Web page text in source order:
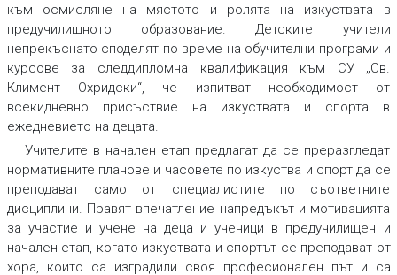
към осмисляне на мястото и ролята на изкуствата в
предучилищното образование. Детските учители
непрекъснато споделят по време на обучителни програми и
курсове за следдипломна квалификация към СУ „Св.
Климент Охридски“, че изпитват необходимост от
всекидневно присъствие на изкуствата и спорта в
ежедневието на децата.
Учителите в начален етап предлагат да се преразгледат
нормативните планове и часовете по изкуства и спорт да се
преподават само от специалистите по съответните
дисциплини. Правят впечатление напредъкът и мотивацията
за участие и учене на деца и ученици в предучилищен и
начален етап, когато изкуствата и спортът се преподават от
хора, които са изградили своя професионален път и са